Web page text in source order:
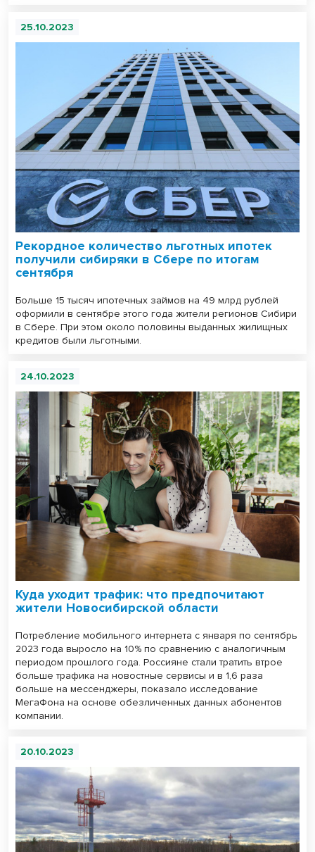
25.10.2023
Рекордное количество льготных ипотек
получили сибиряки в Сбере по итогам
сентября
Больше 15 тысяч ипотечных займов на 49 млрд рублей
оформили в сентябре этого года жители регионов Сибири
в Сбере. При этом около половины выданных жилищных
кредитов были льготными.
24.10.2023
Куда уходит трафик: что предпочитают
жители Новосибирской области
Потребление мобильного интернета с января по сентябрь
2023 года выросло на 10% по сравнению с аналогичным
периодом прошлого года. Россияне стали тратить втрое
больше трафика на новостные сервисы и в 1,6 раза
больше на мессенджеры, показало исследование
МегаФона на основе обезличенных данных абонентов
компании.
20.10.2023